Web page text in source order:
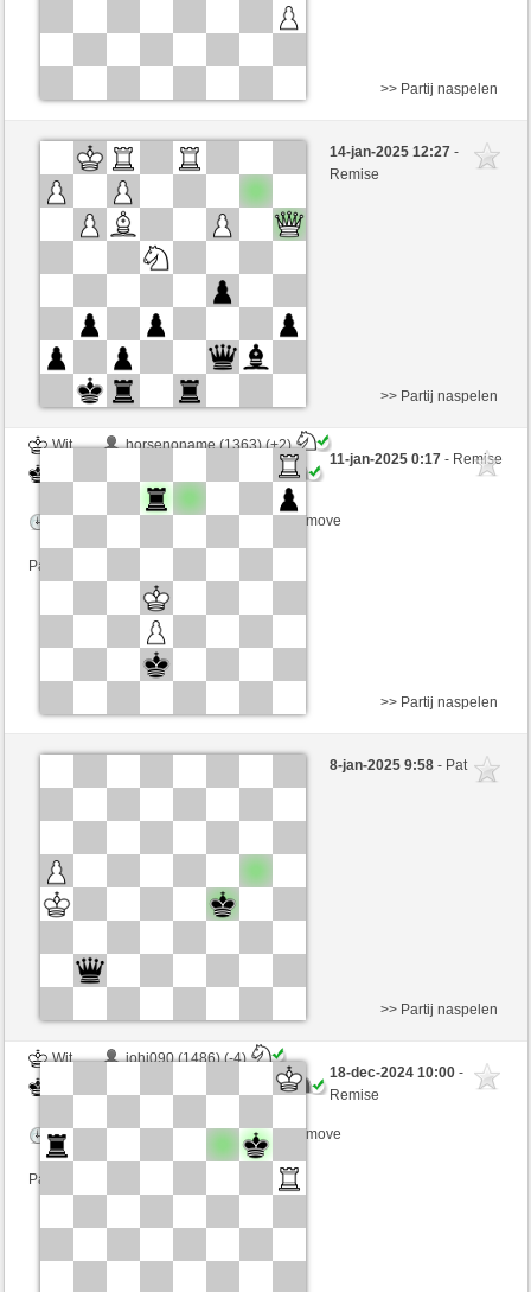
Zwart
jreuta (1463) (-4)
SantaHelena (1379) (+4)
Speelduur: 9 minutes/side + 8 seconds/move
Partij telt mee voor de ranglijst
>> Partij naspelen
14-jan-2025 12:27-
Remise
Wit
horsenoname (1363) (+2)
SantaHelena (1407) (-2)
Speelduur: 9 minutes/side + 8 seconds/move
Partij telt mee voor de ranglijst
>> Partij naspelen
11-jan-2025 0:17- Remise
Wit
Picchio73 (1183) (+10)
Partij telt mee voor de ranglijst
>> Partij naspelen
8-jan-2025 9:58- Pat
Wit
johi090 (1486) (-4)
SantaHelena (1398) (+4)
Speelduur: 9 minutes/side + 8 seconds/move
Partij telt mee voor de ranglijst
>> Partij naspelen
18-dec-2024 10:00-
Remise